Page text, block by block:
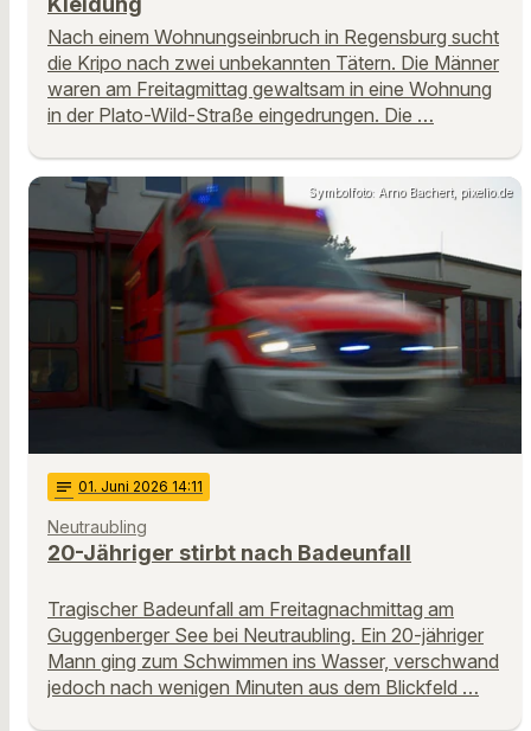
Nach einem Wohnungseinbruch in Regensburg sucht
die Kripo nach zwei unbekannten Tätern. Die Männer
waren am Freitagmittag gewaltsam in eine Wohnung
in der Plato-Wild-Straße eingedrungen. Die …
Symbolfoto: Arno Bachert, pixelio.de
notes 01. Juni 2026 14:11
Neutraubling
20-Jähriger stirbt nach Badeunfall
Tragischer Badeunfall am Freitagnachmittag am
Guggenberger See bei Neutraubling. Ein 20-jähriger
Mann ging zum Schwimmen ins Wasser, verschwand
jedoch nach wenigen Minuten aus dem Blickfeld …